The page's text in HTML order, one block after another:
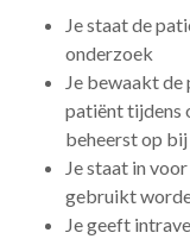
Je staat de
onderzoek
Je bewaakt de
patiënt tijdens
beheerst op
Je staat in
gebruikt
Je geeft